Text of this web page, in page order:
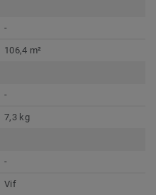
-
106,4 m²
-
7,3 kg
-
Vif